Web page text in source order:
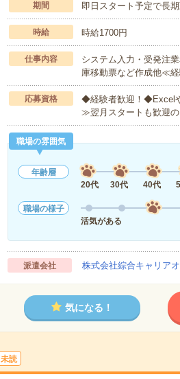
期間 即日スタート予定で長
時給 時給1700円
仕事内容
システム入力・受発注
庫移動票など作成他≪
応募資格
◆経験者歓迎！◆Excel
≫翌月スタートも歓迎
職場の雰囲気
年齢層
20代
30代 40代
職場の様子
活気がある
派遣会社 株式会社綜合キャリア
気になる！
未読